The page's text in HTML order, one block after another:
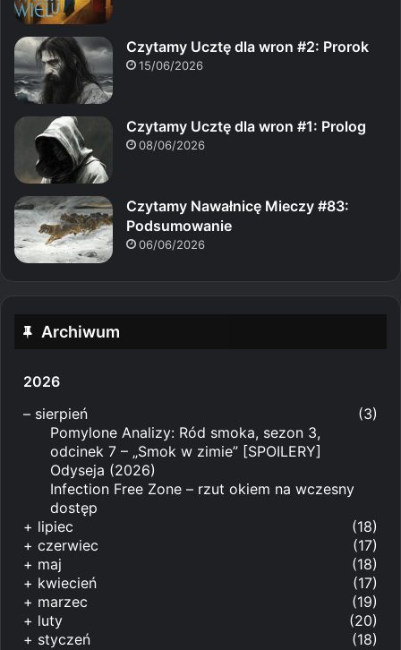
Czytamy Ucztę dla wron #2: Prorok
15/06/2026
Czytamy Ucztę dla wron #1: Prolog
08/06/2026
Czytamy Nawałnicę Mieczy #83:
Podsumowanie
06/06/2026
Archiwum
2026
– sierpień
(3)
Pomylone Analizy: Ród smoka, sezon 3,
odcinek 7 – „Smok w zimie” [SPOILERY]
Odyseja (2026)
Infection Free Zone – rzut okiem na wczesny
dostęp
+ lipiec
(18)
+ czerwiec
(17)
+ maj
(18)
+ kwiecień
(17)
+ marzec
(19)
+ luty
(20)
+ styczeń
(18)